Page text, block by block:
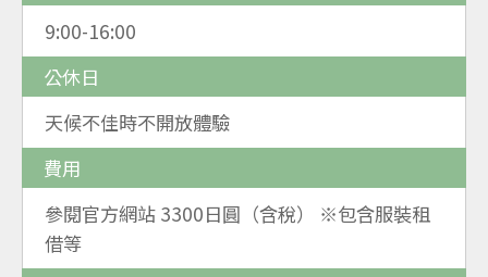
9:00-16:00
公休日
天候不佳時不開放體驗
費用
參閱官方網站 3300日圓（含稅） ※包含服裝租
借等